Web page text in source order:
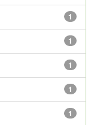
1
1
1
1
1